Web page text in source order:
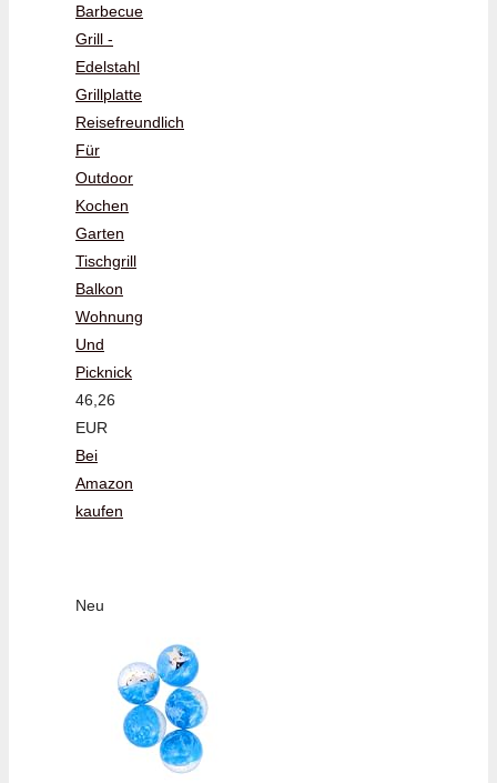
Barbecue
Grill -
Edelstahl
Grillplatte
Reisefreundlich
Für
Outdoor
Kochen
Garten
Tischgrill
Balkon
Wohnung
Und
Picknick
46,26
EUR
Bei
Amazon
kaufen
Neu